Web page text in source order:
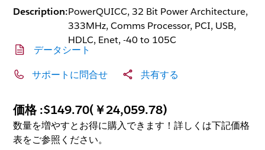
Description:PowerQUICC, 32 Bit Power Architecture,
333MHz, Comms Processor, PCI, USB,
HDLC, Enet, -40 to 105C
データシート
サポートに問合せ 共有する
価格 :$149.70(￥24,059.78)
数量を増やすとお得に購入できます！詳しくは下記価格
表をご参照ください。